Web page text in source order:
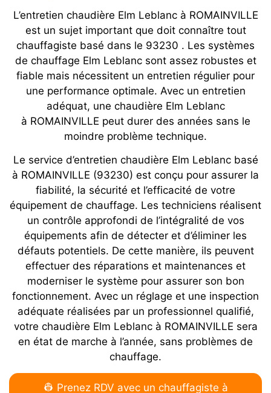
L’entretien chaudière Elm Leblanc à ROMAINVILLE
est un sujet important que doit connaître tout
chauffagiste basé dans le 93230 . Les systèmes
de chauffage Elm Leblanc sont assez robustes et
fiable mais nécessitent un entretien régulier pour
une performance optimale. Avec un entretien
adéquat, une chaudière Elm Leblanc
à ROMAINVILLE peut durer des années sans le
moindre problème technique.
Le service d’entretien chaudière Elm Leblanc basé
à ROMAINVILLE (93230) est conçu pour assurer la
fiabilité, la sécurité et l’efficacité de votre
équipement de chauffage. Les techniciens réalisent
un contrôle approfondi de l’intégralité de vos
équipements afin de détecter et d’éliminer les
défauts potentiels. De cette manière, ils peuvent
effectuer des réparations et maintenances et
moderniser le système pour assurer son bon
fonctionnement. Avec un réglage et une inspection
adéquate réalisées par un professionnel qualifié,
votre chaudière Elm Leblanc à ROMAINVILLE sera
en état de marche à l’année, sans problèmes de
chauffage.
👷 Prenez RDV avec un chauffagiste à